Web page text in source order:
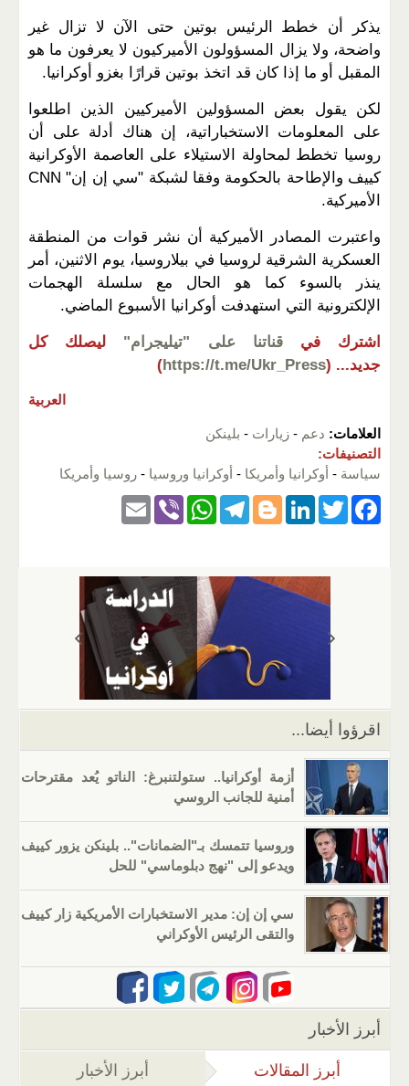
يذكر أن خطط الرئيس بوتين حتى الآن لا تزال غير
واضحة، ولا يزال المسؤولون الأميركيون لا يعرفون ما هو
المقبل أو ما إذا كان قد اتخذ بوتين قرارًا بغزو أوكرانيا.
لكن يقول بعض المسؤولين الأميركيين الذين اطلعوا
على المعلومات الاستخباراتية، إن هناك أدلة على أن
روسيا تخطط لمحاولة الاستيلاء على العاصمة الأوكرانية
كييف والإطاحة بالحكومة وفقا لشبكة "سي إن إن" CNN
الأميركية.
واعتبرت المصادر الأميركية أن نشر قوات من المنطقة
العسكرية الشرقية لروسيا في بيلاروسيا، يوم الاثنين، أمر
ينذر بالسوء كما هو الحال مع سلسلة الهجمات
الإلكترونية التي استهدفت أوكرانيا الأسبوع الماضي.
اشترك في قناتنا على "تيليجرام"
ليصلك كل
جديد... (
https://t.me/Ukr_Press
)
العربية
العلامات: دعم - زيارات - بلينكن
التصنيفات:
سياسة - أوكرانيا وأمريكا - أوكرانيا وروسيا - روسيا وأمريكا
F
k
T
er
Li
e
n
Bl
T
gr
a
m
W
s
A
p
p
Vi
اقرؤوا أيضا...
أزمة أوكرانيا.. ستولتنبرغ: الناتو يُعد مقترحات
أمنية للجانب الروسي
وروسيا تتمسك بـ"الضمانات".. بلينكن يزور كييف
ويدعو إلى "نهج دبلوماسي" للحل
سي إن إن: مدير الاستخبارات الأمريكية زار كييف
والتقى الرئيس الأوكراني
أبرز الأخبار
أبرز المقالات (علامة التبويب النشطة)
أبرز الأخبار